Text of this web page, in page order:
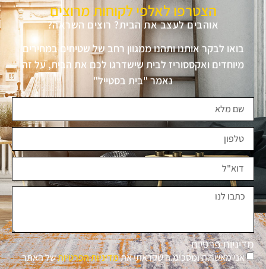
הצטרפו לאלפי לקוחות מרוצים
אוהבים לעצב את הבית? רוצים השראה?
בואו לבקר אותנו ותהנו ממגוון רחב של שטיחים במחירים
מיוחדים ואקססוריז לבית שישדרגו לכם את הבית, על זה
נאמר "בית בסטייל"
מדיניות פרטיות
אני מאשר.ת ומסכימ.ה שקראתי אתמדיניות הפרטיותשל האתר